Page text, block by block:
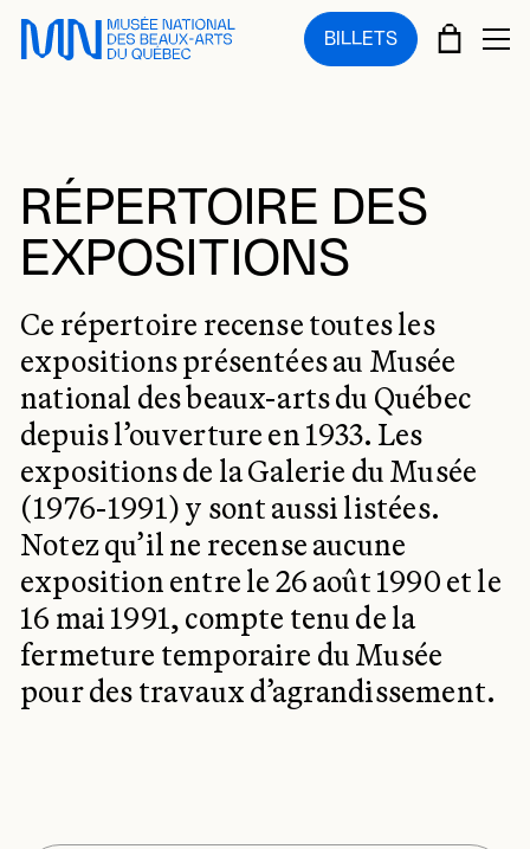
Sauter au menu principal
Sauter au contenu principal
Sauter au pied de page
BILLETS PANIER
RÉPERTOIRE DES
EXPOSITIONS
Ce répertoire recense toutes les
expositions présentées au Musée
national des beaux-arts du Québec
depuis l’ouverture en 1933. Les
expositions de la Galerie du Musée
(1976-1991) y sont aussi listées.
Notez qu’il ne recense aucune
exposition entre le 26 août 1990 et le
16 mai 1991, compte tenu de la
fermeture temporaire du Musée
pour des travaux d’agrandissement.